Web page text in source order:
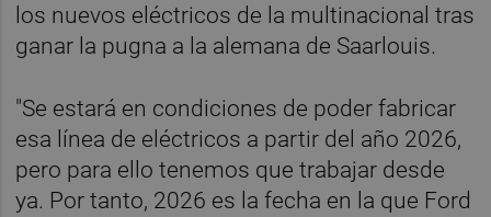
los nuevos eléctricos de la multinacional tras
ganar la pugna a la alemana de Saarlouis.
"Se estará en condiciones de poder fabricar
esa línea de eléctricos a partir del año 2026,
pero para ello tenemos que trabajar desde
ya. Por tanto, 2026 es la fecha en la que Ford